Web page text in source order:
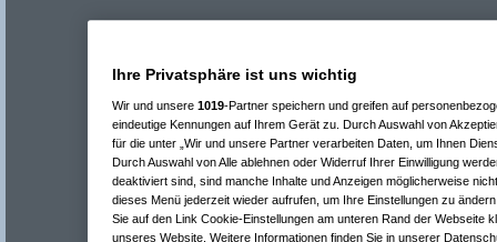
Ihre Privatsphäre ist uns wichtig
Wir und unsere 1019-Partner speichern und greifen auf
eindeutige Kennungen auf Ihrem Gerät zu. Durch Auswahl von
für die unter „Wir und unsere Partner verarbeiten Daten, um Ihnen
Durch Auswahl von Alle ablehnen oder Widerruf Ihrer Einwilligung
deaktiviert sind, sind manche Inhalte und Anzeigen möglicherweise
dieses Menü jederzeit wieder aufrufen, um Ihre Einstellungen zu
Sie auf den Link Cookie-Einstellungen am unteren Rand der Webseite
unseres Website. Weitere Informationen finden Sie in unserer